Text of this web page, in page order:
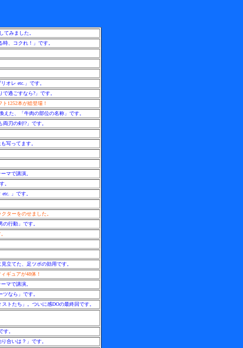
てみました。
、コクれ！」です。
オレ etc.」です。
過ごすなら?」です。
1252本が総登場！
えた、「牛肉の部位の名称」です。
刃の剣!?」です。
写ってます。
マで講演。
。
」です。
ターをのせました。
行動」です。
立てた、足ツボの効用です。
ギュアが48体！
マで講演。
なら」です。
トたち」。ついに感DOの最終回です。
す。
合いは？」です。